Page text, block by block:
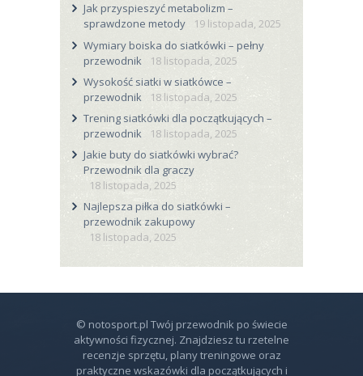
Jak przyspieszyć metabolizm –
sprawdzone metody
19 listopada, 2025
Wymiary boiska do siatkówki – pełny
przewodnik
18 listopada, 2025
Wysokość siatki w siatkówce –
przewodnik
18 listopada, 2025
Trening siatkówki dla początkujących –
przewodnik
18 listopada, 2025
Jakie buty do siatkówki wybrać?
Przewodnik dla graczy
18 listopada, 2025
Najlepsza piłka do siatkówki –
przewodnik zakupowy
18 listopada, 2025
© notosport.pl Twój przewodnik po świecie
aktywności fizycznej. Znajdziesz tu rzetelne
recenzje sprzętu, plany treningowe oraz
praktyczne wskazówki dla początkujących i